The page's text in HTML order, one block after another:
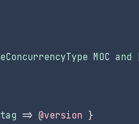
MOC
=> @version }